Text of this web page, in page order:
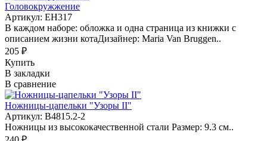
Головокружжение
Артикул: EH317
В каждом наборе: обложка и одна страница из книжки с
описанием жизни котаДизайнер: Maria Van Bruggen..
205 ₽
Купить
В закладки
В сравнение
Ножницы-цапельки "Узоры II"
Артикул: B4815.2-2
Ножницы из высококачественной стали Размер: 9.3 см..